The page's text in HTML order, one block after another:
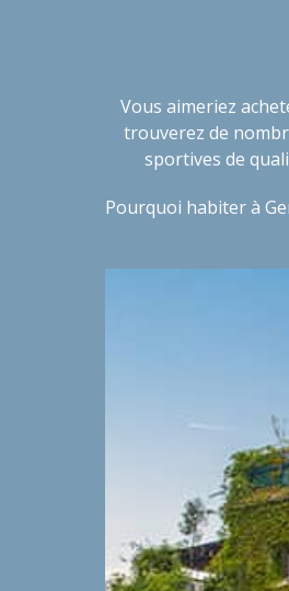
Vous aimeriez
trouverez de
sportives de
Pourquoi habiter à